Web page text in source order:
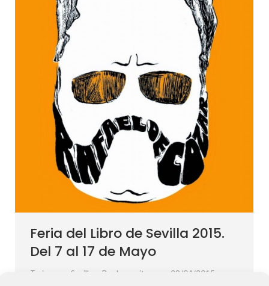
Feria del Libro de Sevilla 2015.
Del 7 al 17 de Mayo
Turismo en Sevilla Por becerritapos 29/04/2015